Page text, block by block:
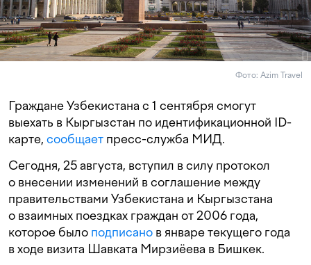
Фото: Azim Travel
Граждане Узбекистана с 1 сентября смогут
выехать в Кыргызстан по идентификационной ID-
карте, сообщает пресс-служба МИД.
Сегодня, 25 августа, вступил в силу протокол
о внесении изменений в соглашение между
правительствами Узбекистана и Кыргызстана
о взаимных поездках граждан от 2006 года,
которое было подписано в январе текущего года
в ходе визита Шавката Мирзиёева в Бишкек.